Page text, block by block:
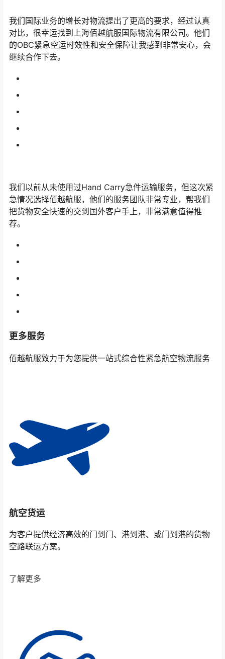
我们国际业务的增长对物流提出了更高的要求，经过认真
对比，很幸运找到上海佰越航服国际物流有限公司。他们
的OBC紧急空运时效性和安全保障让我感到非常安心，会
继续合作下去。
我们以前从未使用过Hand Carry急件运输服务，但这次紧
急情况选择佰越航服，他们的服务团队非常专业，帮我们
把货物安全快速的交到国外客户手上，非常满意值得推
荐。
更多服务
佰越航服致力于为您提供一站式综合性紧急航空物流服务
航空货运
为客户提供经济高效的门到门、港到港、或门到港的货物
空路联运方案。
了解更多